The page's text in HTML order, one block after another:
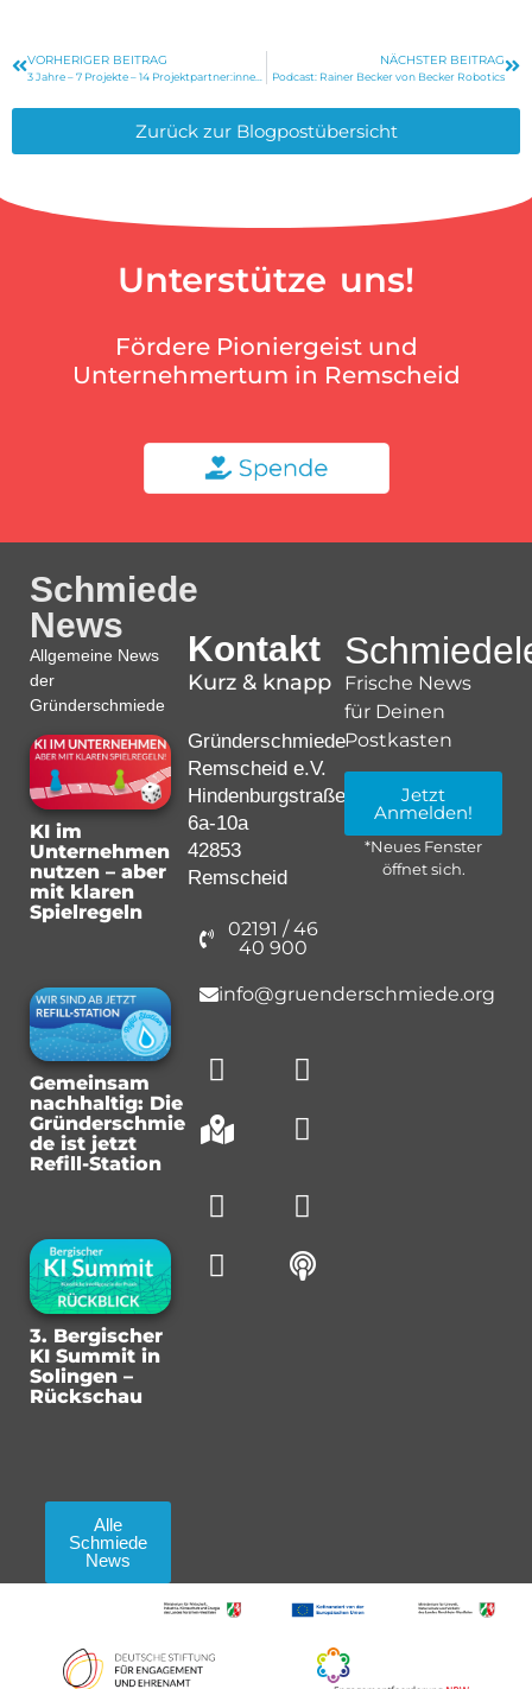
VORHERIGER BEITRAG NÄCHSTER BEITRAG
Podcast: Rainer Becker von Becker Robotics
Zurück zur Blogpostübersicht
Unterstütze uns!
Fördere Pioniergeist und
Unternehmertum in Remscheid
Schmiede
News
Allgemeine News
der
Gründerschmiede
KI im
Unternehmen
nutzen – aber
mit klaren
Spielregeln
Gemeinsam
nachhaltig: Die
Gründerschmie
de ist jetzt
Refill-Station
3. Bergischer
KI Summit in
Solingen –
Rückschau
Alle
Schmiede
News
Kontakt
Kurz & knapp
Gründerschmiede
Remscheid e.V.
Hindenburgstraße
6a-10a
42853
Remscheid
02191 / 46
40 900
info@gruenderschmiede.org
Frische News
für Deinen
Postkasten
Jetzt
Anmelden!
*Neues Fenster
öffnet sich.